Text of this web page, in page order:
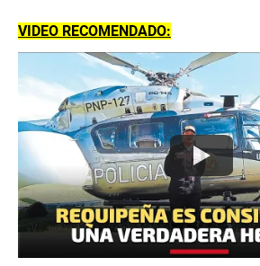
VIDEO RECOMENDADO: